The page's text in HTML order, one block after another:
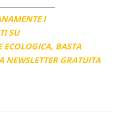
I
SU
ECOLOGICA, BASTA
NEWSLETTER GRATUITA